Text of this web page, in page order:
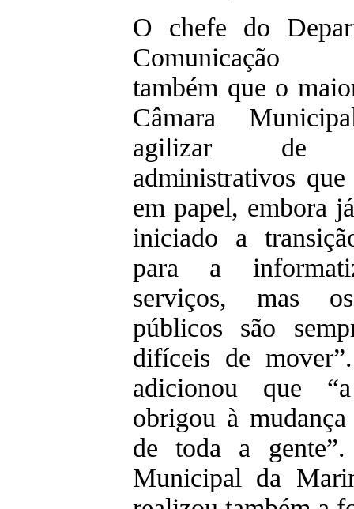
O chefe do
Comunicação
também que o
Câmara
agilizar de
administrativos
em papel, embora
iniciado a
para a
serviços, mas
públicos são
difíceis de
adicionou que
obrigou à
de toda a
Municipal da